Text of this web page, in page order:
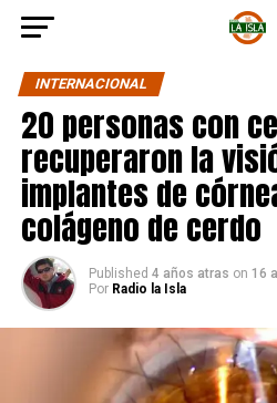
INTERNACIONAL
20 personas con
recuperaron la
implantes de
colágeno de cerdo
Published 4 años atras on 16
Por Radio la Isla